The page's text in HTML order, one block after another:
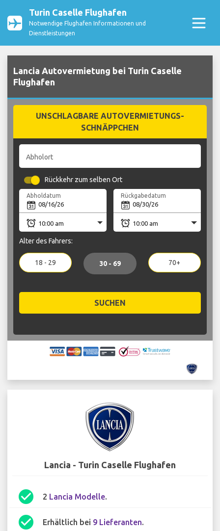
Turin Caselle Flughafen
Notwendige Flughafen Informationen und
Dienstleistungen
Lancia Autovermietung bei Turin Caselle
Flughafen
UNSCHLAGBARE AUTOVERMIETUNGS-
SCHNÄPPCHEN
Abholort
Rückkehr zum selben Ort
Abholdatum Rückgabedatum
Alter des Fahrers:
18 - 29 30 - 69 70+
SUCHEN
Lancia - Turin Caselle Flughafen
check_circle 2 Lancia Modelle.
check_circle Erhältlich bei 9 Lieferanten.